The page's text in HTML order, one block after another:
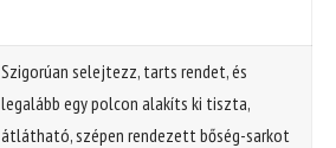
Szigorúan selejtezz, tarts rendet, és
legalább egy polcon alakíts ki tiszta,
átlátható, szépen rendezett bőség-sarkot